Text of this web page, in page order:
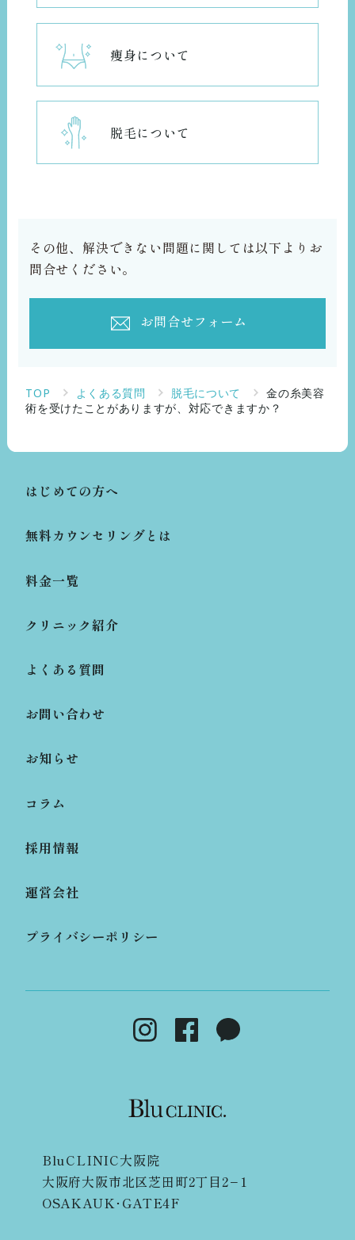
痩身について
脱毛について
その他、解決できない問題に関しては以下よりお
問合せください。
お問合せフォーム
TOP よくある質問 脱毛について
金の糸美容
術を受けたことがありますが、対応できますか？
BluCLINIC大阪院
大阪府大阪市北区芝田町2丁目2−1
OSAKAUK･GATE4F
はじめての方へ
無料カウンセリングとは
料金一覧
クリニック紹介
よくある質問
お問い合わせ
お知らせ
コラム
採用情報
運営会社
プライバシーポリシー